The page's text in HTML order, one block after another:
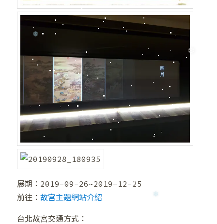
展期：2019-09-26~2019-12-25
前往： 故宮主題網站介紹
台北故宮交通方式：
❆